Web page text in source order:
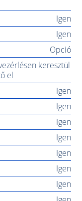
Igen
Igen
Opció
keresztül
el
Igen
Igen
Igen
Igen
Igen
Igen
Igen